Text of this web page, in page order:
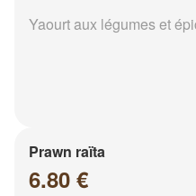
Yaourt aux légumes et
Prawn raïta
6.80 €